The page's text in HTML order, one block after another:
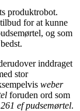
produktrobot.
for at kunne
og som
inddraget
stor
weber
foruden ord som
ef pudsemørtel.